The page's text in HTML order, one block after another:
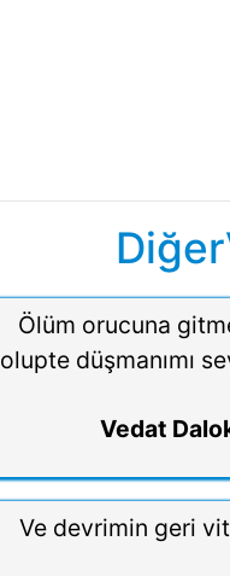
Ölüm orucuna
olupte düşmanımı
Vedat
Ve devrimin geri